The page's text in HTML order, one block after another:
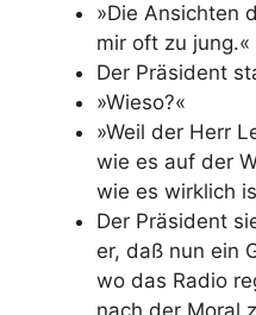
»Die Ansichten
mir oft zu jung.«
Der Präsident
»Wieso?«
»Weil der Herr
wie es auf der
wie es wirklich
Der Präsident
er, daß nun ein
wo das Radio
nach der Moral